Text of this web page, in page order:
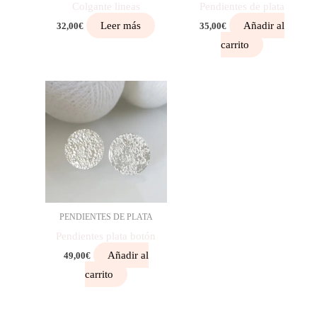
Colgante lineas
32,00€ Leer más
Pendientes de plata
35,00€
Añadir al
carrito
PENDIENTES DE PLATA
Pendientes plata botón
49,00€
Añadir al
carrito